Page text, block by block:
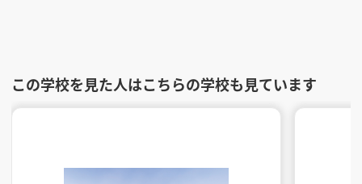
この学校を見た人はこちらの学校も見ています